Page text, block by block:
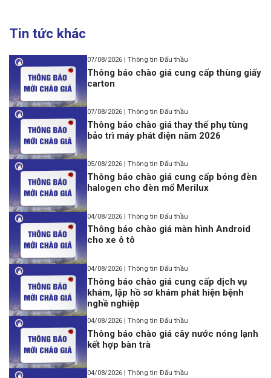
Tin tức khác
07/08/2026 | Thông tin Đấu thầu
Thông báo chào giá cung cấp thùng giấy
carton
07/08/2026 | Thông tin Đấu thầu
Thông báo chào giá thay thế phụ tùng
bảo trì máy phát điện năm 2026
05/08/2026 | Thông tin Đấu thầu
Thông báo chào giá cung cấp bóng đèn
halogen cho đèn mổ Merilux
04/08/2026 | Thông tin Đấu thầu
Thông báo chào giá màn hình Android
cho xe ô tô
04/08/2026 | Thông tin Đấu thầu
Thông báo chào giá cung cấp dịch vụ
khám, lập hồ sơ khám phát hiện bệnh
nghề nghiệp
04/08/2026 | Thông tin Đấu thầu
Thông báo chào giá cây nước nóng lạnh
kết hợp bàn trà
04/08/2026 | Thông tin Đấu thầu